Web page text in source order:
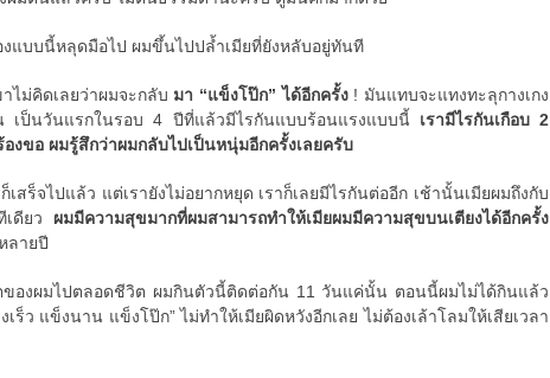
แบบนี้หลุดมือไป ผมขึ้นไปปล้ำเมียที่ยังหลับอยู่ทันที
ไม่คิดเลยว่าผมจะกลับ มา “แข็งโป๊ก” ได้อีกครั้ง ! มันแทบจะแทงทะลุกางเกง
เป็นวันแรกในรอบ 4 ปีที่แล้วมีไรกันแบบร้อนแรงแบบนี้ เรามีไรกันเกือบ 2
งขอ ผมรู้สึกว่าผมกลับไปเป็นหนุ่มอีกครั้งเลยครับ
เสร็จไปแล้ว แต่เรายังไม่อยากหยุด เราก็เลยมีไรกันต่ออีก เช้านั้นเมียผมถึงกับ
เดียว ผมมีความสุขมากที่ผมสามารถทำให้เมียผมมีความสุขบนเตียงได้อีกครั้ง
ลายปี
ของผมไปตลอดชีวิต ผมกินตัวนี้ติดต่อกัน 11 วันแค่นั้น ตอนนี้ผมไม่ได้กินแล้ว
เร็ว แข็งนาน แข็งโป๊ก” ไม่ทำให้เมียผิดหวังอีกเลย ไม่ต้องเล้าโลมให้เสียเวลา